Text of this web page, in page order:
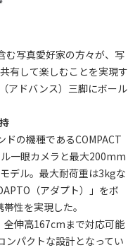
む写真愛好家の方々が、写
有して楽しむことを実現す
アドバンス）三脚にボール
の機種であるCOMPACT
一眼カメラと最大200mm
デル。最大耐荷重は3kgな
（アダプト）」をボ
性を実現した。
伸高167cmまで対応可能
パクトな設計となってい